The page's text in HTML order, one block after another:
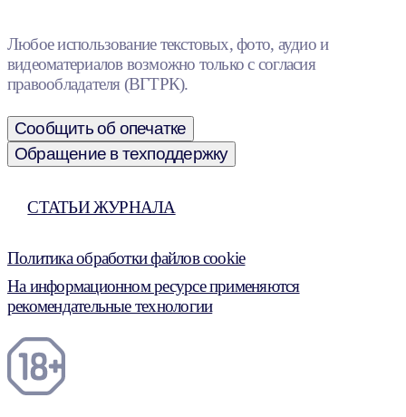
Любое использование текстовых, фото, аудио и
видеоматериалов возможно только с согласия
правообладателя (ВГТРК).
Сообщить об опечатке
Обращение в техподдержку
СТАТЬИ ЖУРНАЛА
Политика обработки файлов cookie
На информационном ресурсе применяются
рекомендательные технологии